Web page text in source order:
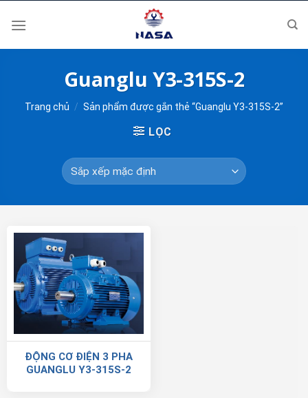
Guanglu Y3-315S-2
Trang chủ / Sản phẩm được gắn thẻ “Guanglu Y3-315S-2”
LỌC
ĐỘNG CƠ ĐIỆN 3 PHA
GUANGLU Y3-315S-2